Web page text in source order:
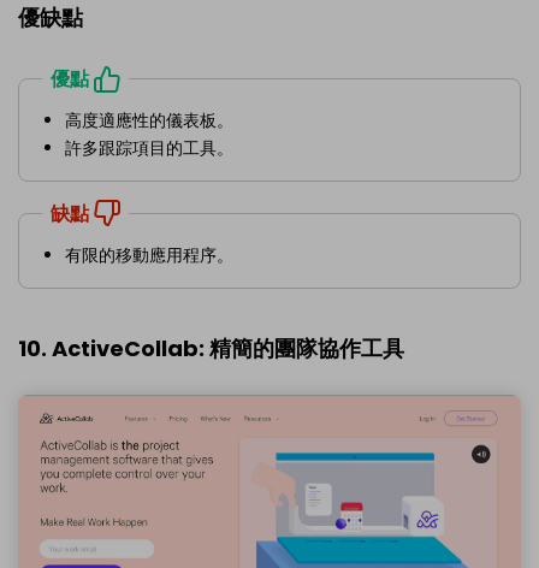
優缺點
優點
高度適應性的儀表板。
許多跟踪項目的工具。
缺點
有限的移動應用程序。
10. ActiveCollab: 精簡的團隊協作工具